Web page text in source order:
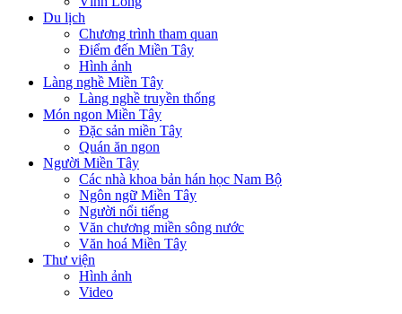
Du lịch
Chương trình tham quan
Điểm đến Miền Tây
Hình ảnh
Làng nghề Miền Tây
Làng nghề truyền thống
Món ngon Miền Tây
Đặc sản miền Tây
Quán ăn ngon
Người Miền Tây
Các nhà khoa bản hán học Nam Bộ
Ngôn ngữ Miền Tây
Người nổi tiếng
Văn chương miền sông nước
Văn hoá Miền Tây
Thư viện
Hình ảnh
Video